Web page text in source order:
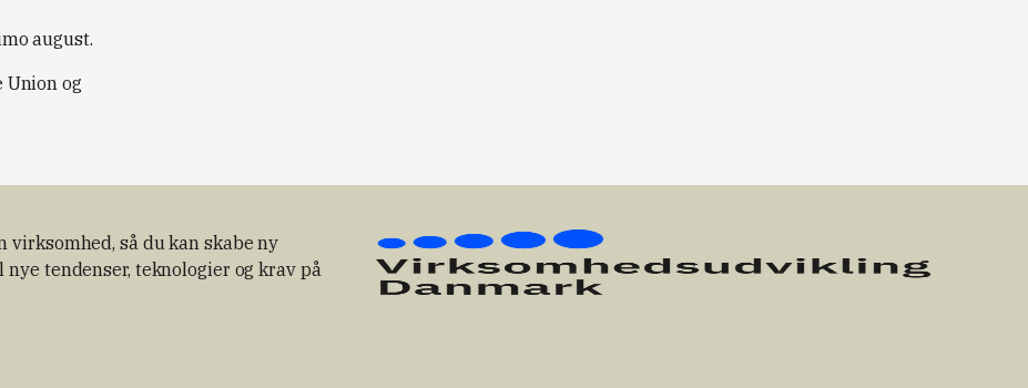
august.
Union og
så du kan skabe ny
tendenser, teknologier og krav på